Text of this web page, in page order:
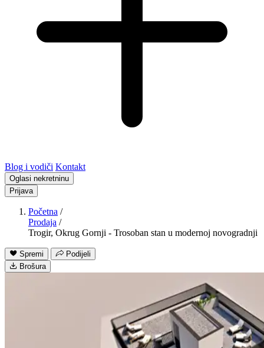
Blog i vodiči Kontakt
Oglasi nekretninu
Prijava
Početna /
Prodaja /
Trogir, Okrug Gornji - Trosoban stan u modernoj novogradnji
Spremi
Podijeli
Brošura